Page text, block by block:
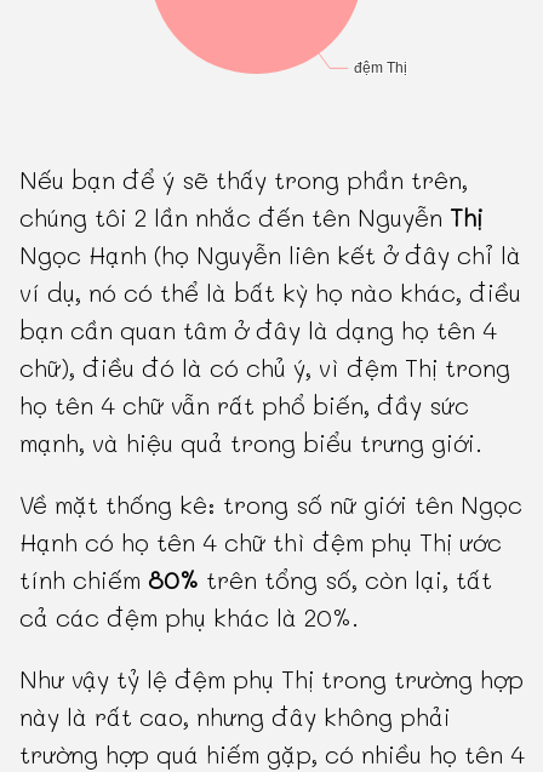
Nếu bạn để ý sẽ thấy trong phần trên,
chúng tôi 2 lần nhắc đến tên Nguyễn Thị
Ngọc Hạnh (họ Nguyễn liên kết ở đây chỉ là
ví dụ, nó có thể là bất kỳ họ nào khác, điều
bạn cần quan tâm ở đây là dạng họ tên 4
chữ), điều đó là có chủ ý, vì đệm Thị trong
họ tên 4 chữ vẫn rất phổ biến, đầy sức
mạnh, và hiệu quả trong biểu trưng giới.
Về mặt thống kê: trong số nữ giới tên Ngọc
Hạnh có họ tên 4 chữ thì đệm phụ Thị ước
tính chiếm 80% trên tổng số, còn lại, tất
cả các đệm phụ khác là 20%.
Như vậy tỷ lệ đệm phụ Thị trong trường hợp
này là rất cao, nhưng đây không phải
trường hợp quá hiếm gặp, có nhiều họ tên 4